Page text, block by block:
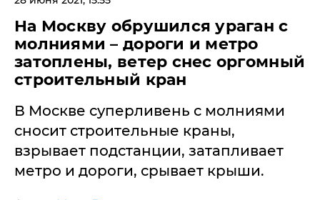
На Москву обрушился ураган с
молниями – дороги и метро
затоплены, ветер снес оргомный
строительный кран
В Москве суперливень с молниями
сносит строительные краны,
взрывает подстанции, затапливает
метро и дороги, срывает крыши.